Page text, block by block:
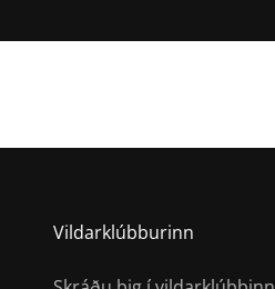
Vildarklúbburinn